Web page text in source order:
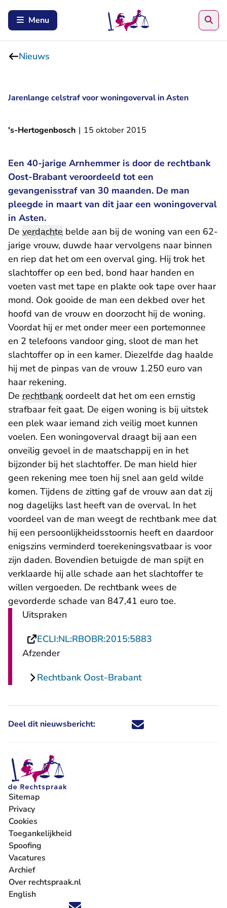
Menu
Nieuws
Jarenlange celstraf voor woningoverval in Asten
's-Hertogenbosch | 15 oktober 2015
Een 40-jarige Arnhemmer is door de rechtbank
Oost-Brabant veroordeeld tot een
gevangenisstraf van 30 maanden. De man
pleegde in maart van dit jaar een woningoverval
in Asten.
De verdachte belde aan bij de woning van een 62-
jarige vrouw, duwde haar vervolgens naar binnen
en riep dat het om een overval ging. Hij trok het
slachtoffer op een bed, bond haar handen en
voeten vast met tape en plakte ook tape over haar
mond. Ook gooide de man een dekbed over het
hoofd van de vrouw en doorzocht hij de woning.
Voordat hij er met onder meer een portemonnee
en 2 telefoons vandoor ging, sloot de man het
slachtoffer op in een kamer. Diezelfde dag haalde
hij met de pinpas van de vrouw 1.250 euro van
haar rekening.
De rechtbank oordeelt dat het om een ernstig
strafbaar feit gaat. De eigen woning is bij uitstek
een plek waar iemand zich veilig moet kunnen
voelen. Een woningoverval draagt bij aan een
onveilig gevoel in de maatschappij en in het
bijzonder bij het slachtoffer. De man hield hier
geen rekening mee toen hij snel aan geld wilde
komen. Tijdens de zitting gaf de vrouw aan dat zij
nog dagelijks last heeft van de overval. In het
voordeel van de man weegt de rechtbank mee dat
hij een persoonlijkheidsstoornis heeft en daardoor
enigszins verminderd toerekeningsvatbaar is voor
zijn daden. Bovendien betuigde de man spijt en
verklaarde hij alle schade aan het slachtoffer te
willen vergoeden. De rechtbank wees de
gevorderde schade van 847,41 euro toe.
Uitspraken
ECLI:NL:RBOBR:2015:5883
Afzender
Rechtbank Oost-Brabant
Deel dit nieuwsbericht: Deel dit nieuwsbericht via X -
Deel dit nieuwsbericht via
Deel dit nieuwsbericht
Deel dit
Sitemap
Privacy
Cookies
Toegankelijkheid
Spoofing
Vacatures
- U verlaat Rechtspraak.nl
Archief
Over rechtspraak.nl
English